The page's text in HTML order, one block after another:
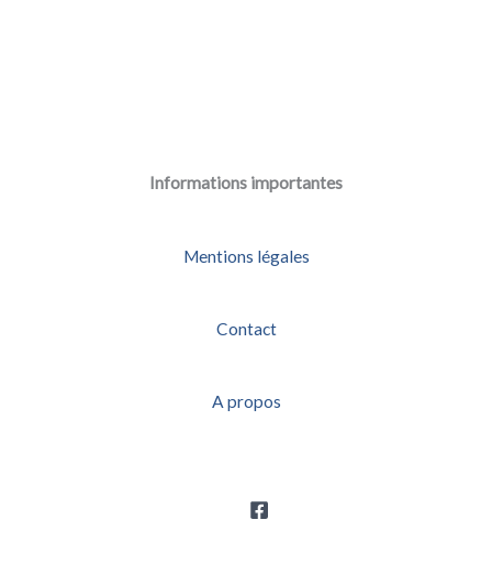
Informations importantes
Mentions légales
Contact
A propos